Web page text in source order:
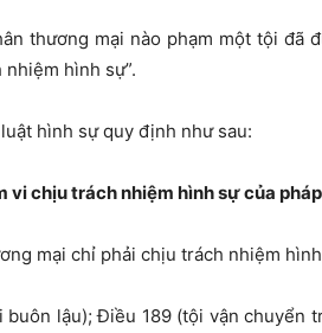
thương mại nào phạm một tội đã
hình sự”.
hình sự quy định như sau:
vi chịu trách nhiệm hình sự của
mại chỉ phải chịu trách nhiệm
buôn lậu); Điều 189 (tội vận